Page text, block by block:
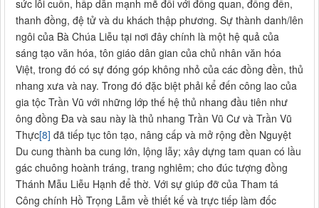
sức lôi cuốn, hấp dẫn mạnh mẽ đối với đồng quan, đồng đền,
thanh đồng, đệ tử và du khách thập phương. Sự thành danh/lên
ngôi của Bà Chúa Liễu tại nơi đây chính là một hệ quả của
sáng tạo văn hóa, tôn giáo dân gian của chủ nhân văn hóa
Việt, trong đó có sự đóng góp không nhỏ của các đồng đền, thủ
nhang xưa và nay. Trong đó đặc biệt phải kể đến công lao của
gia tộc Trần Vũ với những lớp thế hệ thủ nhang đầu tiên như
ông đồng Đa và sau này là thủ nhang Trần Vũ Cư và Trần Vũ
Thực[8] đã tiếp tục tôn tạo, nâng cấp và mở rộng đền Nguyệt
Du cung thành ba cung lớn, lộng lẫy; xây dựng tam quan có lầu
gác chuông hoành tráng, trang nghiêm; cho đúc tượng đồng
Thánh Mẫu Liễu Hạnh để thờ. Với sự giúp đỡ của Tham tá
Công chính Hồ Trọng Lẫm về thiết kế và trực tiếp làm đốc